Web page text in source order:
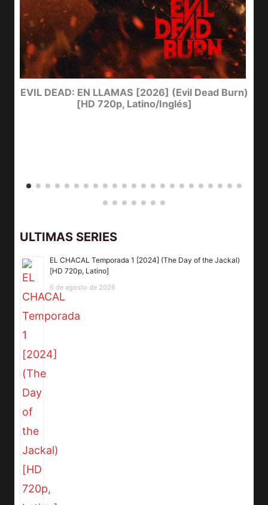
EVIL DEAD: EN LLAMAS [2026] (Evil Dead Burn)
[HD 720p, Latino/Inglés]
ULTIMAS SERIES
EL CHACAL Temporada 1 [2024] (The Day of the Jackal)
[HD 720p, Latino]
6 de agosto de 2026